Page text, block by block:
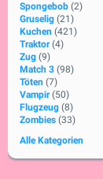
Spongebob (2)
Gruselig (21)
Kuchen (421)
Traktor (4)
Zug (9)
Match 3 (98)
Töten (7)
Vampir (50)
Flugzeug (8)
Zombies (33)
Alle Kategorien